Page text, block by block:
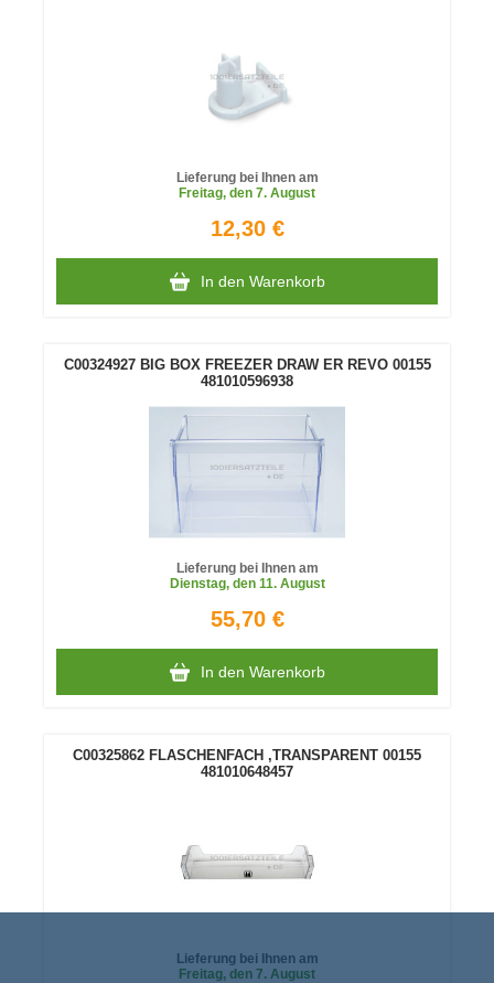
Lieferung bei Ihnen am
Freitag, den 7. August
12,30 €
In den Warenkorb
C00324927 BIG BOX FREEZER DRAW ER REVO 00155
481010596938
Lieferung bei Ihnen am
Dienstag, den 11. August
55,70 €
In den Warenkorb
C00325862 FLASCHENFACH ,TRANSPARENT 00155
481010648457
Lieferung bei Ihnen am
Freitag, den 7. August